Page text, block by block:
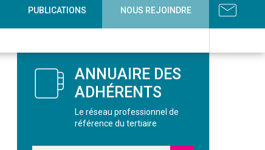
PUBLICATIONS NOUS REJOINDRE
ANNUAIRE DES
ADHÉRENTS
Le réseau professionnel de
référence du tertiaire